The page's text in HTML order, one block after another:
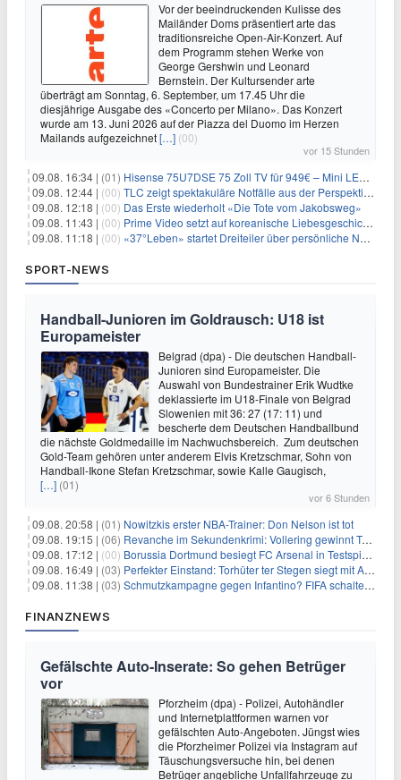
Vor der beeindruckenden Kulisse des
Mailänder Doms präsentiert arte das
traditionsreiche Open-Air-Konzert. Auf
dem Programm stehen Werke von
George Gershwin und Leonard
Bernstein. Der Kultursender arte
überträgt am Sonntag, 6. September, um 17.45 Uhr die
diesjährige Ausgabe des «Concerto per Milano». Das Konzert
wurde am 13. Juni 2026 auf der Piazza del Duomo im Herzen
Mailands aufgezeichnet[…] (00)
vor 15 Stunden
09.08. 16:34 | (01) Hisense 75U7DSE 75 Zoll TV für 949€ – Mini LED, 144Hz, 2026
09.08. 12:44 | (00) TLC zeigt spektakuläre Notfälle aus der Perspektive der Patienten
09.08. 12:18 | (00) Das Erste wiederholt «Die Tote vom Jakobsweg»
09.08. 11:43 | (00) Prime Video setzt auf koreanische Liebesgeschichte
09.08. 11:18 | (00) «37°Leben» startet Dreiteiler über persönliche Neuanfänge
SPORT-NEWS
Handball-Junioren im Goldrausch: U18 ist
Europameister
Belgrad (dpa) - Die deutschen Handball-
Junioren sind Europameister. Die
Auswahl von Bundestrainer Erik Wudtke
deklassierte im U18-Finale von Belgrad
Slowenien mit 36: 27 (17: 11) und
bescherte dem Deutschen Handballbund
die nächste Goldmedaille im Nachwuchsbereich. Zum deutschen
Gold-Team gehören unter anderem Elvis Kretzschmar, Sohn von
Handball-Ikone Stefan Kretzschmar, sowie Kalle Gaugisch,
[…] (01)
vor 6 Stunden
09.08. 20:58 | (01) Nowitzkis erster NBA-Trainer: Don Nelson ist tot
09.08. 19:15 | (06) Revanche im Sekundenkrimi: Vollering gewinnt Tour
09.08. 17:12 | (00) Borussia Dortmund besiegt FC Arsenal in Testspiel mit 3:2
09.08. 16:49 | (03) Perfekter Einstand: Torhüter ter Stegen siegt mit Ajax
09.08. 11:38 | (03) Schmutzkampagne gegen Infantino? FIFA schaltet auf Angriff
FINANZNEWS
Gefälschte Auto-Inserate: So gehen Betrüger
vor
Pforzheim (dpa) - Polizei, Autohändler
und Internetplattformen warnen vor
gefälschten Auto-Angeboten. Jüngst wies
die Pforzheimer Polizei via Instagram auf
Täuschungsversuche hin, bei denen
Betrüger angebliche Unfallfahrzeuge zu